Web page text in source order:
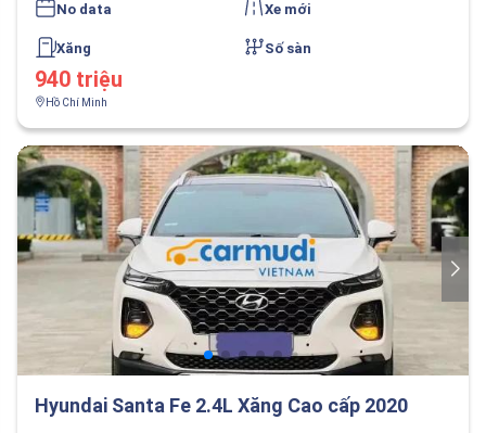
No data Xe mới
Xăng Số sàn
940 triệu
Hồ Chí Minh
Hyundai Santa Fe 2.4L Xăng Cao cấp 2020